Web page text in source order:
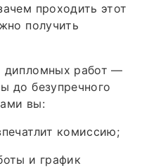
проходить этот
получить
дипломных работ —
до безупречного
вы:
комиссию;
и график